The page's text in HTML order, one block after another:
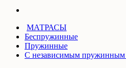
МАТРАСЫ
Беспружинные
Пружинные
С независимым пружинным